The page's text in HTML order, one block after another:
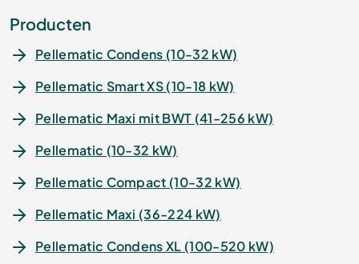
Producten
Pellematic Condens (10-32 kW)
Pellematic Smart XS (10-18 kW)
Pellematic Maxi mit BWT (41-256 kW)
Pellematic (10-32 kW)
Pellematic Compact (10-32 kW)
Pellematic Maxi (36-224 kW)
Pellematic Condens XL (100-520 kW)